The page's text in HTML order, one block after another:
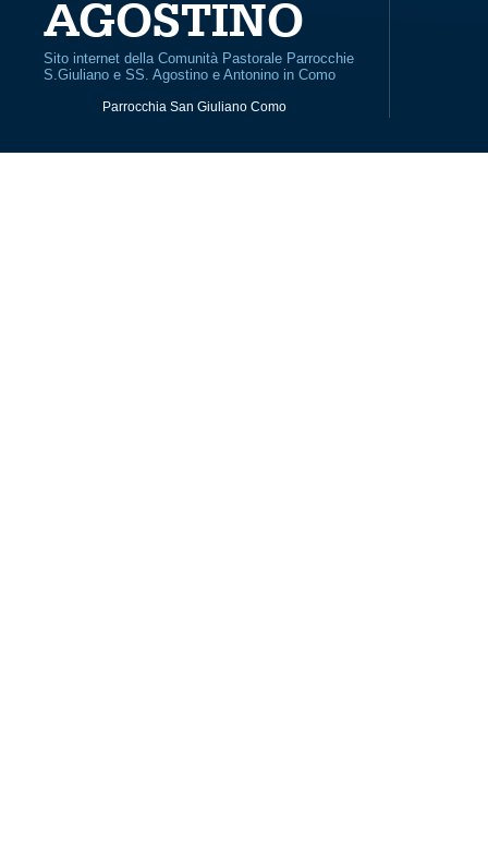
AGOSTINO
Sito internet della Comunità Pastorale Parrocchie
S.Giuliano e SS. Agostino e Antonino in Como
Parrocchia San Giuliano Como